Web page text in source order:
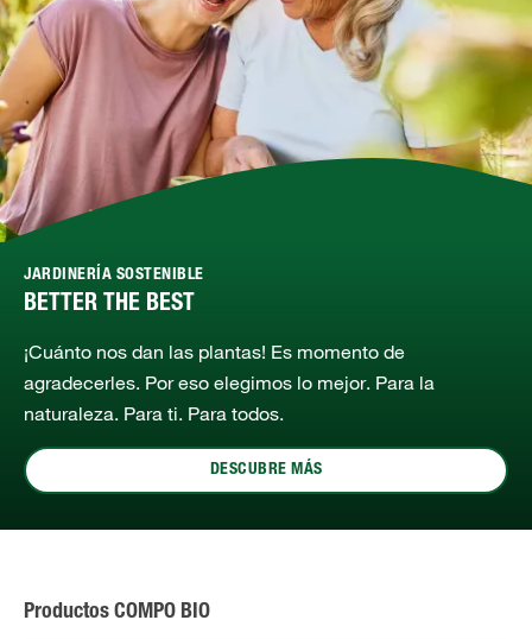
JARDINERÍA SOSTENIBLE
BETTER THE BEST
¡Cuánto nos dan las plantas! Es momento de
agradecerles. Por eso elegimos lo mejor. Para la
naturaleza. Para ti. Para todos.
DESCUBRE MÁS
Productos COMPO BIO